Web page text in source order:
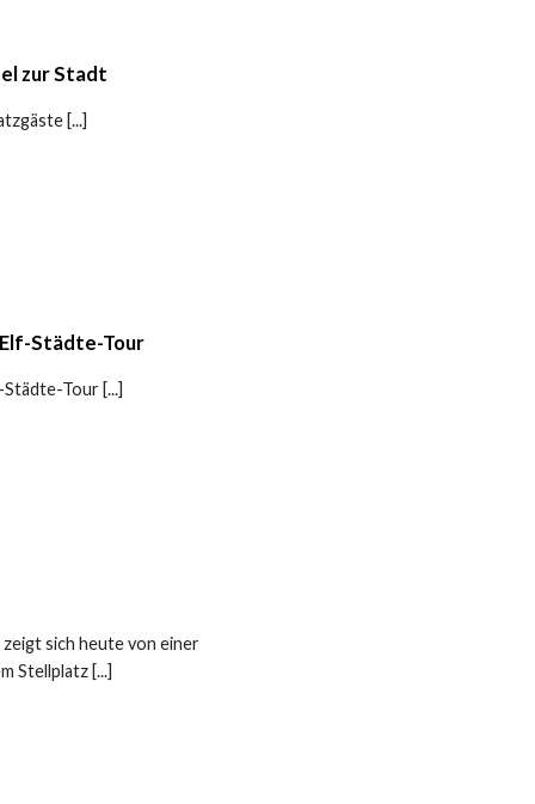
zur Stadt
[...]
Städte-Tour
Tour [...]
sich heute von einer
Stellplatz [...]